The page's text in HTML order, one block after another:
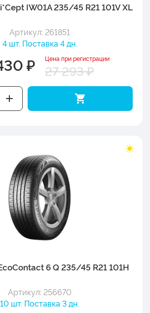
IW01A 235/45 R21 101V XL
Артикул: 261851
4 шт. Поставка 4 дн.
₽ Цена при регистрации
27 293 ₽
6 Q 235/45 R21 101H
Артикул: 256670
10 шт. Поставка 3 дн.